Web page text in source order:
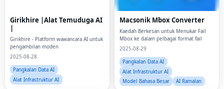
Girikhire |Alat Temuduga AI
|
Girikhire - Platform wawancara AI untuk
pengambilan moden
2025-08-28
Pangkalan Data AI
Alat Infrastruktur AI
Macsonik Mbox Converter
Kaedah Berkesan untuk Menukar Fail
Mbox ke dalam pelbagai format fail
2025-08-29
Pangkalan Data AI
Alat Infrastruktur AI
Model Bahasa Besar
AI Ramalan